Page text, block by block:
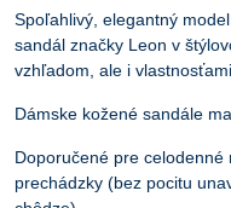
Spoľahlivý, elegantný
sandál značky Leon v
vzhľadom, ale i vlastnosťami.
Dámske kožené sandále
Doporučené pre
prechádzky (bez pocitu